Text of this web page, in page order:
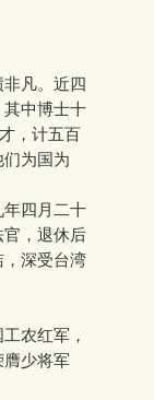
凡。近四
中博士十
，计五百
为国为
四月二十
，退休后
深受台湾
农红军，
膺少将军